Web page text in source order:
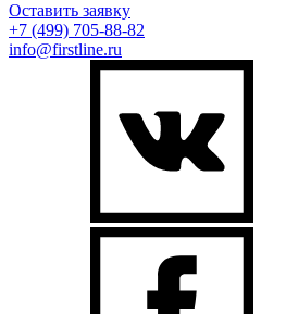
Оставить заявку
+7 (499) 705-88-82
info@firstline.ru